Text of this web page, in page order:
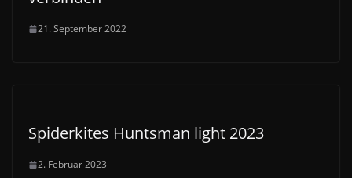
21. September 2022
Spiderkites Huntsman light 2023
2. Februar 2023